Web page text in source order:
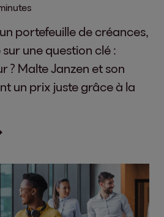
portefeuille de créances,
une question clé :
? Malte Janzen et son
un prix juste grâce à la